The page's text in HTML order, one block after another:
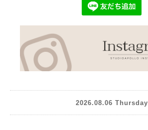
2026.08.06 Thursday